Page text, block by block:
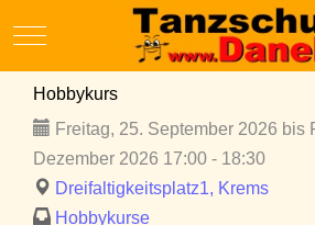
Mobile Menu Toggle
Hobbykurs
Freitag, 25. September 2026 bis
Dezember 2026 17:00 - 18:30
Dreifaltigkeitsplatz1, Krems
Hobbykurse